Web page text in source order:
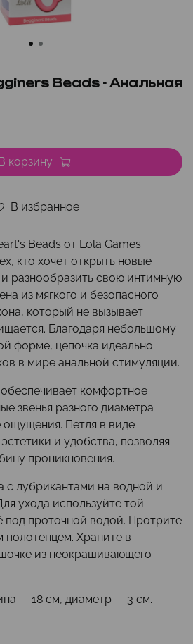
Beads - Анальная
В избранное
корзину
Beads от Lola Games
кто хочет открыть новые
и разнообразить свою интимную
из мягкого и безопасного
который не вызывает
Благодаря небольшому
форме, цепочка идеально
в мире анальной стимуляции.
обеспечивает комфортное
звенья разного диаметра
ощущения. Петля в виде
и удобства, позволяя
проникновения.
с лубрикантами на водной и
ухода используйте той-
под проточной водой. Протрите
полотенцем. Храните в
из неокрашивающего
— 18 см, диаметр — 3 см.